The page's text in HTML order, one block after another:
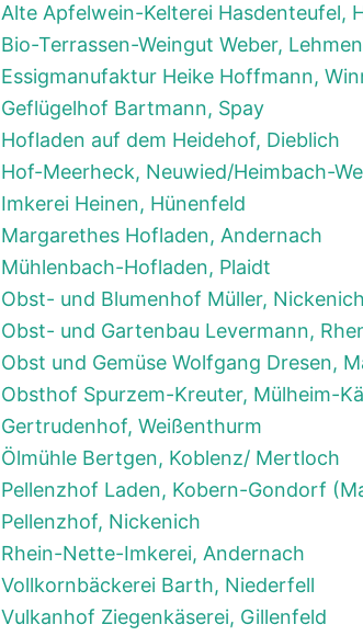
Alte Apfelwein-Kelterei Hasdenteufel,
Bio-Terrassen-Weingut Weber, Lehmen
Essigmanufaktur Heike Hoffmann,
Geflügelhof Bartmann, Spay
Hofladen auf dem Heidehof, Dieblich
Hof-Meerheck, Neuwied/Heimbach-
Imkerei Heinen, Hünenfeld
Margarethes Hofladen, Andernach
Mühlenbach-Hofladen, Plaidt
Obst- und Blumenhof Müller, Nickenich
Obst- und Gartenbau Levermann,
Obst und Gemüse Wolfgang Dresen,
Obsthof Spurzem-Kreuter, Mülheim-
Gertrudenhof, Weißenthurm
Ölmühle Bertgen, Koblenz/ Mertloch
Pellenzhof Laden, Kobern-Gondorf
Pellenzhof, Nickenich
Rhein-Nette-Imkerei, Andernach
Vollkornbäckerei Barth, Niederfell
Vulkanhof Ziegenkäserei, Gillenfeld